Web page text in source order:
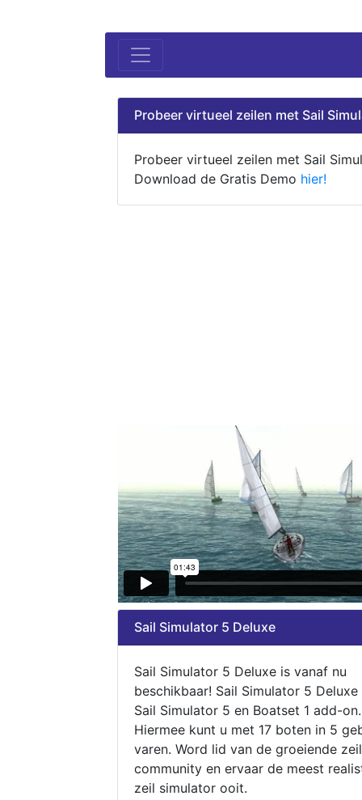
Probeer virtueel zeilen met Sail
Probeer virtueel zeilen met Sail
Download de Gratis Demo hier!
Sail Simulator 5 Deluxe
Sail Simulator 5 Deluxe is vanaf nu
beschikbaar! Sail Simulator 5
Sail Simulator 5 en Boatset 1 add-on.
Hiermee kunt u met 17 boten in 5
varen. Word lid van de groeiende zeil
community en ervaar de meest
zeil simulator ooit.